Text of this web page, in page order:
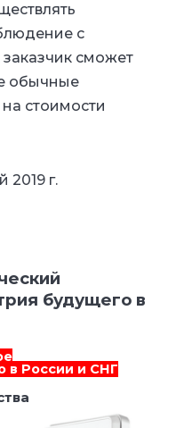
с
заказчик сможет
обычные
стоимости
2019 г.
будущего в
в России и СНГ